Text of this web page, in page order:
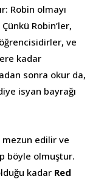
Robin olmayı
Robin’ler,
ve
kadar
sonra okur da,
isyan bayrağı
mezun edilir ve
böyle olmuştur.
kadar Red